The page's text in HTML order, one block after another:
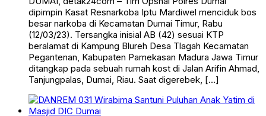
dipimpin Kasat Resnarkoba Iptu Mardiwel menciduk bos
besar narkoba di Kecamatan Dumai Timur, Rabu
(12/03/23). Tersangka inisial AB (42) sesuai KTP
beralamat di Kampung Blureh Desa Tlagah Kecamatan
Pegantenan, Kabupaten Pamekasan Madura Jawa Timur
ditangkap pada sebuah rumah kost di Jalan Arifin Ahmad,
Tanjungpalas, Dumai, Riau. Saat digerebek, […]